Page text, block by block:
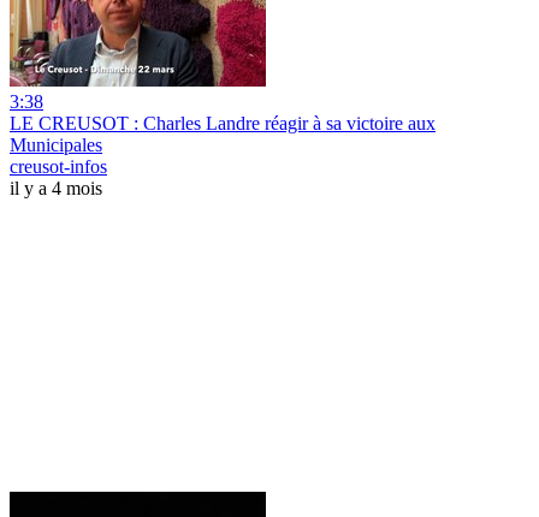
3:38
LE CREUSOT : Charles Landre réagir à sa victoire aux
Municipales
creusot-infos
il y a 4 mois